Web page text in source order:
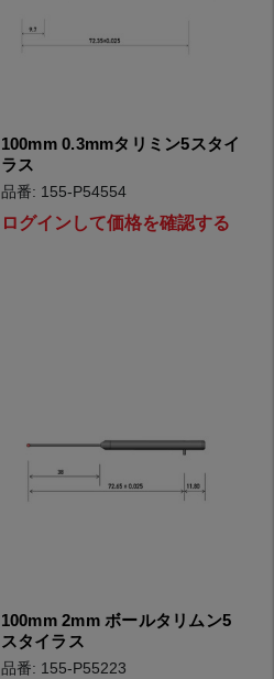
100mm 0.3mmタリミン5スタイ
ラス
品番: 155-P54554
ログインして価格を確認する
100mm 2mm ボールタリムン5
スタイラス
品番: 155-P55223